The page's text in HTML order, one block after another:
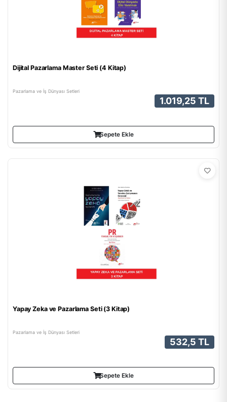
Dijital Pazarlama Master Seti (4 Kitap)
Pazarlama ve İş Dünyası Setleri
1.019,25 TL
Sepete Ekle
Yapay Zeka ve Pazarlama Seti (3 Kitap)
Pazarlama ve İş Dünyası Setleri
532,5 TL
Sepete Ekle